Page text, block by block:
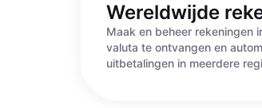
Wereldwijde
Maak en beheer rekeningen
valuta te ontvangen en
uitbetalingen in meerdere